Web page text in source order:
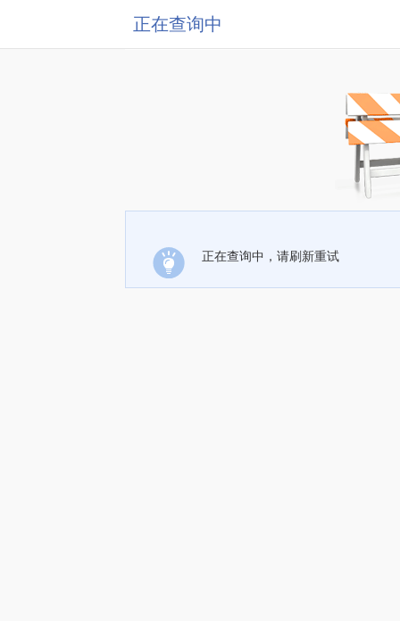
正在查询中
正在查询中，请刷新重试